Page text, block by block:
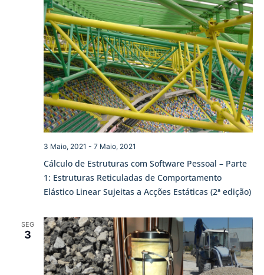
Cálculo de Estruturas com Software Pessoal – Parte
1: Estruturas Reticuladas de Comportamento
Elástico Linear Sujeitas a Acções Estáticas (2ª edição)
3 Maio, 2021 - 7 Maio, 2021
SEG
3